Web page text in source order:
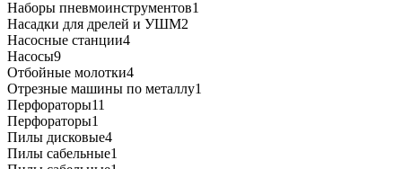
Наборы пневмоинструментов1
Насадки для дрелей и УШМ2
Насосные станции4
Насосы9
Отбойные молотки4
Отрезные машины по металлу1
Перфораторы11
Перфораторы1
Пилы дисковые4
Пилы сабельные1